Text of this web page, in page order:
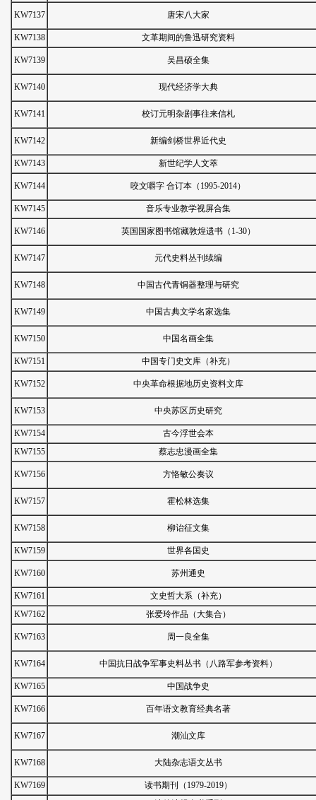
KW7137 唐宋八大家
KW7138 文革期间的鲁迅研究资料
KW7139 吴昌硕全集
KW7140 现代经济学大典
KW7141 校订元明杂剧事往来信札
KW7142 新编剑桥世界近代史
KW7143 新世纪学人文萃
KW7144 咬文嚼字 合订本（1995-2014）
KW7145 音乐专业教学视屏合集
KW7146 英国国家图书馆藏敦煌遗书（1-30）
KW7147 元代史料丛刊续编
KW7148 中国古代青铜器整理与研究
KW7149 中国古典文学名家选集
KW7150 中国名画全集
KW7151 中国专门史文库（补充）
KW7152 中央革命根据地历史资料文库
KW7153 中央苏区历史研究
KW7154
古今浮世会本
KW7155
蔡志忠漫画全集
KW7156 方恪敏公奏议
KW7157 霍松林选集
KW7158 柳诒征文集
KW7159 世界各国史
KW7160 苏州通史
KW7161
文史哲大系（补充）
KW7162
张爱玲作品（大集合）
KW7163 周一良全集
KW7164 中国抗日战争军事史料丛书（八路军参考资料）
KW7165 中国战争史
KW7166 百年语文教育经典名著
KW7167 潮汕文库
KW7168 大陆杂志语文丛书
KW7169
读书期刊（1979-2019）